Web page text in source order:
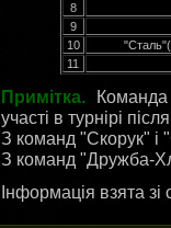
8
9
10
11
Примітка.
участі в турнірі
З команд "Скорук" і
З команд "Дружба-
Інформація взята зі